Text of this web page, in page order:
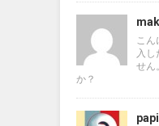
こん
入し
せん
か？